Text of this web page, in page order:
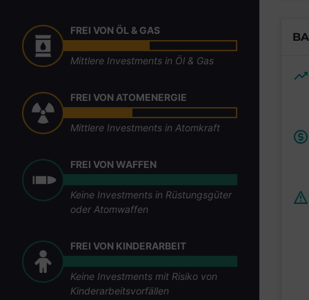
FREI VON ÖL & GAS
Mittlere Investments in Öl & Gas
FREI VON ATOMENERGIE
Mittlere Investments in Atomkraft
FREI VON WAFFEN
Keine Investments in Rüstungsgüter
oder Atomwaffen
FREI VON KINDERARBEIT
Keine Investments mit Risiko von
Kinderarbeitsvorfällen